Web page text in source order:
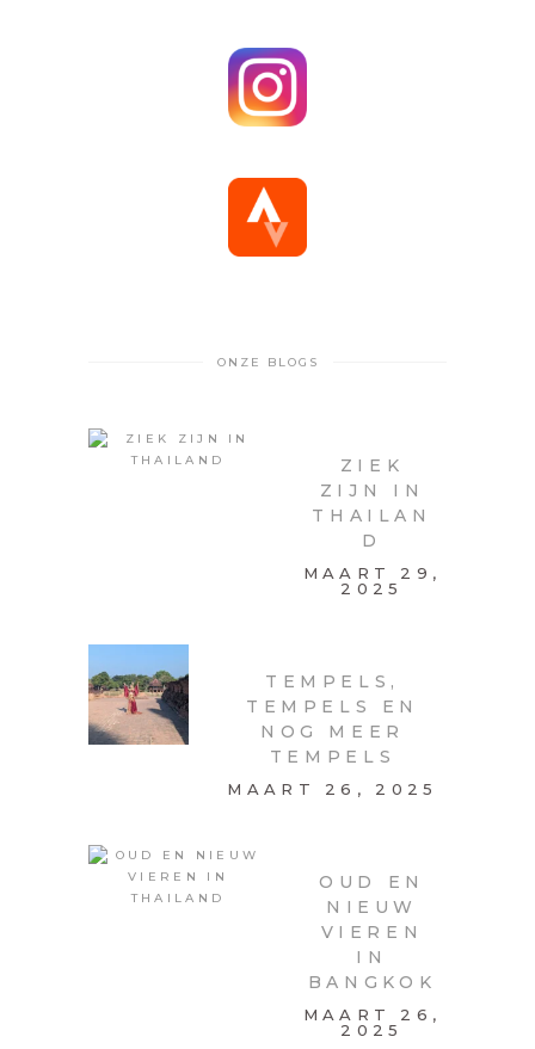
ONZE BLOGS
ZIEK
ZIJN IN
THAILAN
D
MAART 29,
2025
TEMPELS,
TEMPELS EN
NOG MEER
TEMPELS
MAART 26, 2025
OUD EN
NIEUW
VIEREN
IN
BANGKOK
MAART 26,
2025